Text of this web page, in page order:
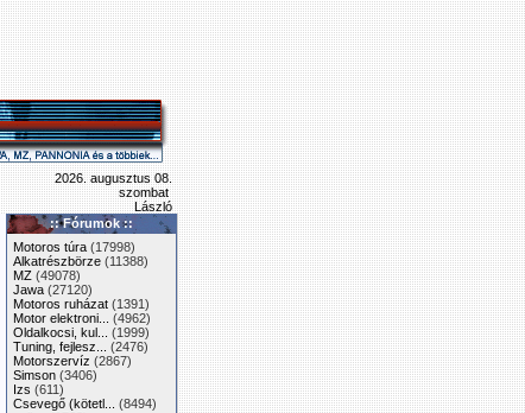
2026. augusztus 08.
szombat
László
:: Fórumok ::
Motoros túra (17998)
Alkatrészbörze (11388)
MZ (49078)
Jawa (27120)
Motoros ruházat (1391)
Motor elektroni...
(4962)
Oldalkocsi, kul...
(1999)
Tuning, fejlesz...
(2476)
Motorszervíz (2867)
Simson (3406)
Izs (611)
Csevegő (kötetl...
(8494)